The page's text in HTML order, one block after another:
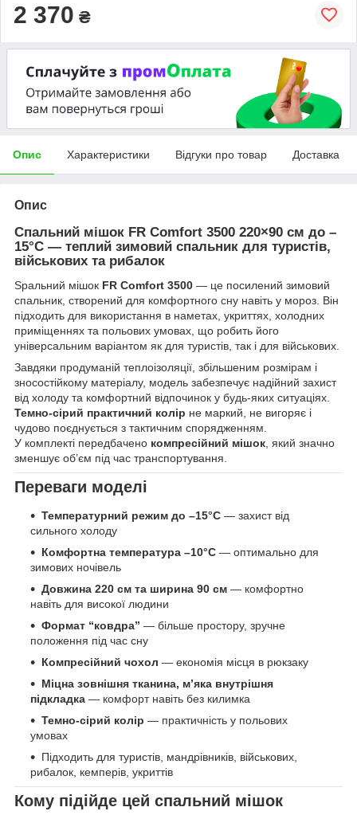
2 370 ₴
Опис Характеристики Відгуки про товар Доставка
Опис
Спальний мішок FR Comfort 3500 220×90 см до –
15°C — теплий зимовий спальник для туристів,
військових та рибалок
Spальний мішок FR Comfort 3500 — це посилений зимовий
спальник, створений для комфортного сну навіть у мороз. Він
підходить для використання в наметах, укриттях, холодних
приміщеннях та польових умовах, що робить його
універсальним варіантом як для туристів, так і для військових.
Завдяки продуманій теплоізоляції, збільшеним розмірам і
зносостійкому матеріалу, модель забезпечує надійний захист
від холоду та комфортний відпочинок у будь-яких ситуаціях.
Темно-сірий практичний колір не маркий, не вигоряє і
чудово поєднується з тактичним спорядженням.
У комплекті передбачено компресійний мішок , який значно
зменшує об’єм під час транспортування.
Переваги моделі
Температурний режим до –15°C — захист від
сильного холоду
Комфортна температура –10°C — оптимально для
зимових ночівель
Довжина 220 см та ширина 90 см — комфортно
навіть для високої людини
Формат “ковдра” — більше простору, зручне
положення під час сну
Компресійний чохол — економія місця в рюкзаку
Міцна зовнішня тканина, м’яка внутрішня
підкладка — комфорт навіть без килимка
Темно-сірий колір — практичність у польових
умовах
Підходить для туристів, мандрівників, військових,
рибалок, кемперів, укриттів
Кому підійде цей спальний мішок